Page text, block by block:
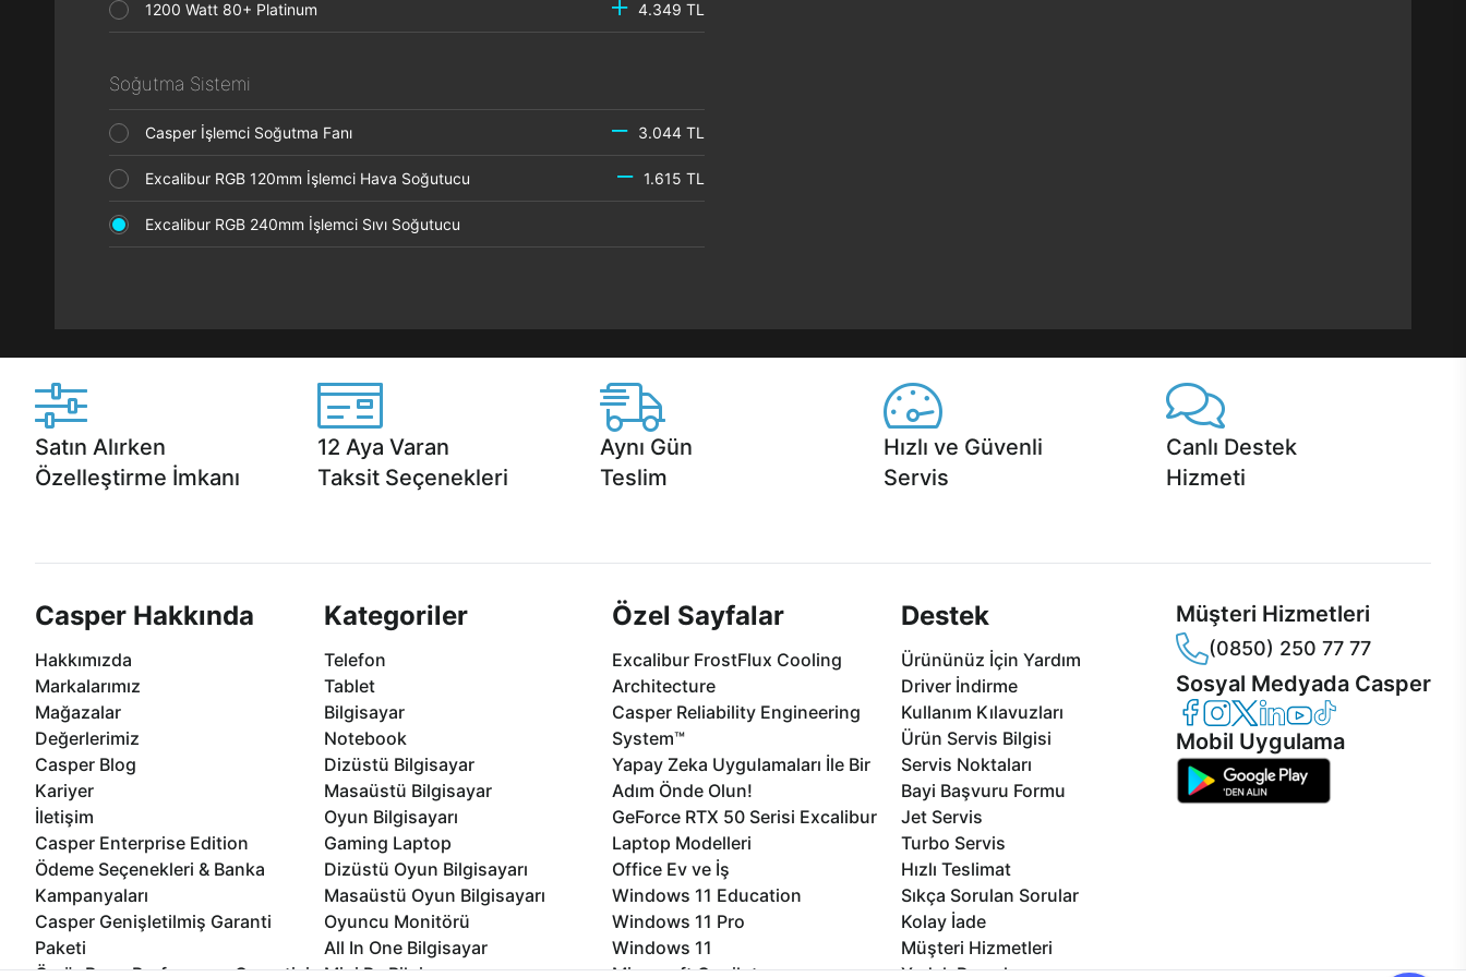
1200 Watt 80+ Platinum 4.349 TL
Soğutma Sistemi
Casper İşlemci Soğutma Fanı 3.044 TL
Excalibur RGB 120mm İşlemci Hava Soğutucu 1.615 TL
Excalibur RGB 240mm İşlemci Sıvı Soğutucu
Satın Alırken
Özelleştirme İmkanı
12 Aya Varan
Taksit Seçenekleri
Aynı Gün
Teslim
Hızlı ve Güvenli
Servis
Canlı Destek
Hizmeti
Casper Hakkında
Hakkımızda
Markalarımız
Mağazalar
Değerlerimiz
Casper Blog
Kariyer
İletişim
Casper Enterprise Edition
Ödeme Seçenekleri & Banka
Kampanyaları
Casper Genişletilmiş Garanti
Paketi
Kategoriler
Telefon
Tablet
Bilgisayar
Notebook
Dizüstü Bilgisayar
Masaüstü Bilgisayar
Oyun Bilgisayarı
Gaming Laptop
Dizüstü Oyun Bilgisayarı
Masaüstü Oyun Bilgisayarı
Oyuncu Monitörü
All In One Bilgisayar
Özel Sayfalar
Excalibur FrostFlux Cooling
Architecture
Casper Reliability Engineering
System™
Yapay Zeka Uygulamaları İle Bir
Adım Önde Olun!
GeForce RTX 50 Serisi Excalibur
Laptop Modelleri
Office Ev ve İş
Windows 11 Education
Windows 11 Pro
Windows 11
Destek
Ürününüz İçin Yardım
Driver İndirme
Kullanım Kılavuzları
Ürün Servis Bilgisi
Servis Noktaları
Bayi Başvuru Formu
Jet Servis
Turbo Servis
Hızlı Teslimat
Sıkça Sorulan Sorular
Kolay İade
Müşteri Hizmetleri
Müşteri Hizmetleri
(0850) 250 77 77
Sosyal Medyada Casper
Casper Facebook
Casper Instagram
Casper Twitter
Casper LinkedIn
Casper YouTube
Casper TikTok
Mobil Uygulama